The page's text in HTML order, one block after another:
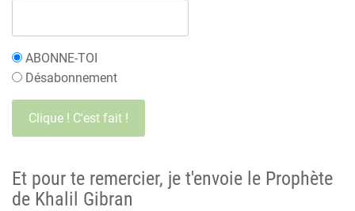
ABONNE-TOI
Désabonnement
Et pour te remercier, je t'envoie le Prophète
de Khalil Gibran